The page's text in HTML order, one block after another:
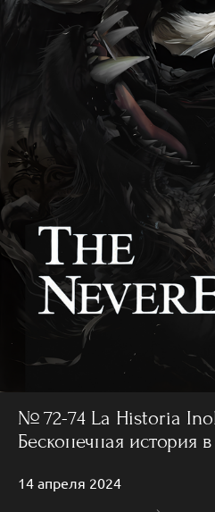
№ 72-74 La Historia
Бесконечная история
14 апреля 2024